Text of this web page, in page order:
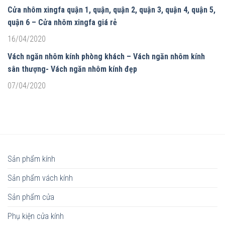
Cửa nhôm xingfa quận 1, quận, quận 2, quận 3, quận 4, quận 5,
quận 6 – Cửa nhôm xingfa giá rẻ
16/04/2020
Vách ngăn nhôm kính phòng khách – Vách ngăn nhôm kính
sân thượng- Vách ngăn nhôm kính đẹp
07/04/2020
Sản phẩm kính
Sản phẩm vách kính
Sản phẩm cửa
Phụ kiện cửa kính